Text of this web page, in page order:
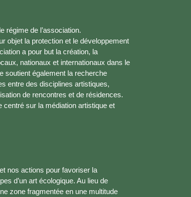
régime de l’association.
objet la protection et le développement
a pour but la création, la
nationaux et internationaux dans le
soutient également la recherche
entre des disciplines artistiques,
de rencontres et de résidences.
centré sur la médiation artistique et
nos actions pour favoriser la
d’un art écologique. Au lieu de
zone fragmentée en une multitude